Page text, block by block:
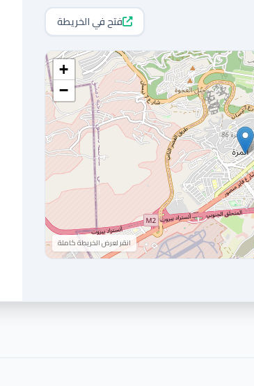
فتح في الخريطة
+
−
انقر لعرض الخريطة كاملة